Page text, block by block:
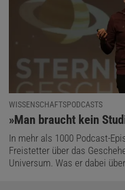
WISSENSCHAFTSPODCASTS
:
»Man braucht kein
In mehr als 1000 Podcast-
Freistetter über das
Universum. Was er dabei